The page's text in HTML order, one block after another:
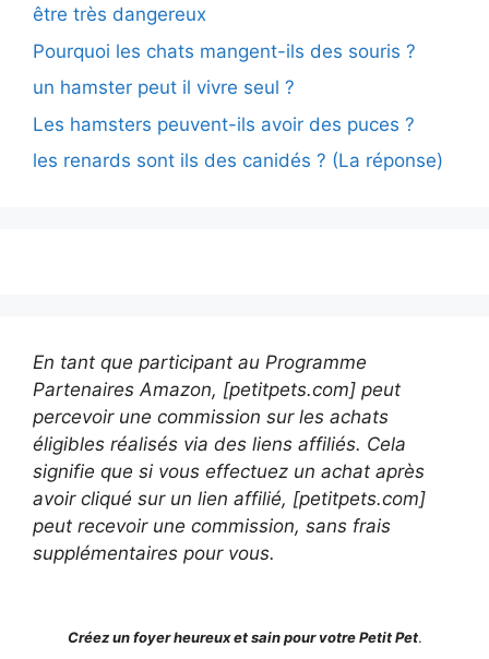
être très dangereux
Pourquoi les chats mangent-ils des souris ?
un hamster peut il vivre seul ?
Les hamsters peuvent-ils avoir des puces ?
les renards sont ils des canidés ? (La réponse)
En tant que participant au Programme
Partenaires Amazon, [petitpets.com] peut
percevoir une commission sur les achats
éligibles réalisés via des liens affiliés. Cela
signifie que si vous effectuez un achat après
avoir cliqué sur un lien affilié, [petitpets.com]
peut recevoir une commission, sans frais
supplémentaires pour vous.
Créez un foyer heureux et sain pour votre Petit Pet.